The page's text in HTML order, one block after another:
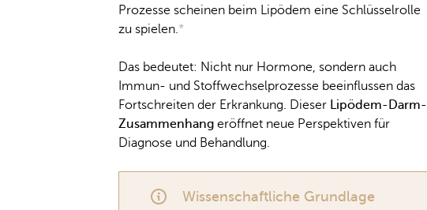
Prozesse scheinen beim Lipödem eine Schlüsselrolle
zu spielen.*
Das bedeutet: Nicht nur Hormone, sondern auch
Immun- und Stoffwechselprozesse beeinflussen das
Fortschreiten der Erkrankung. Dieser Lipödem-Darm-
Zusammenhang eröffnet neue Perspektiven für
Diagnose und Behandlung.
Wissenschaftliche Grundlage